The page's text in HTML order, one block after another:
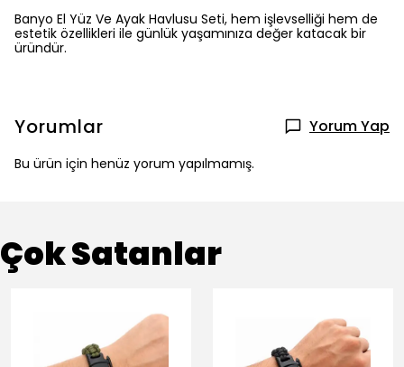
Banyo El Yüz Ve Ayak Havlusu Seti, hem işlevselliği hem de
estetik özellikleri ile günlük yaşamınıza değer katacak bir
üründür.
Yorumlar Yorum Yap
Bu ürün için henüz yorum yapılmamış.
Çok Satanlar